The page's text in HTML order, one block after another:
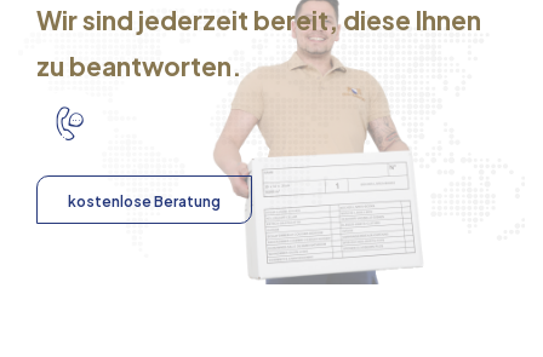
Wir sind jederzeit bereit, diese Ihnen
zu beantworten.
kostenlose Beratung